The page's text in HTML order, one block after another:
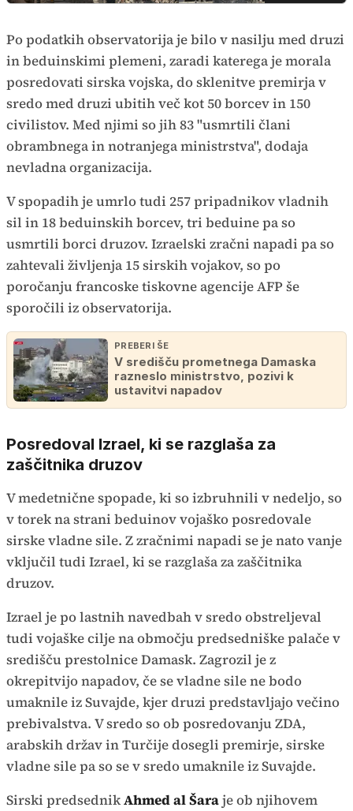
Po podatkih observatorija je bilo v nasilju med druzi
in beduinskimi plemeni, zaradi katerega je morala
posredovati sirska vojska, do sklenitve premirja v
sredo med druzi ubitih več kot 50 borcev in 150
civilistov. Med njimi so jih 83 "usmrtili člani
obrambnega in notranjega ministrstva", dodaja
nevladna organizacija.
V spopadih je umrlo tudi 257 pripadnikov vladnih
sil in 18 beduinskih borcev, tri beduine pa so
usmrtili borci druzov. Izraelski zračni napadi pa so
zahtevali življenja 15 sirskih vojakov, so po
poročanju francoske tiskovne agencije AFP še
sporočili iz observatorija.
PREBERI ŠE
V središču prometnega Damaska
razneslo ministrstvo, pozivi k
ustavitvi napadov
Posredoval Izrael, ki se razglaša za
zaščitnika druzov
V medetnične spopade, ki so izbruhnili v nedeljo, so
v torek na strani beduinov vojaško posredovale
sirske vladne sile. Z zračnimi napadi se je nato vanje
vključil tudi Izrael, ki se razglaša za zaščitnika
druzov.
Izrael je po lastnih navedbah v sredo obstreljeval
tudi vojaške cilje na območju predsedniške palače v
središču prestolnice Damask. Zagrozil je z
okrepitvijo napadov, če se vladne sile ne bodo
umaknile iz Suvajde, kjer druzi predstavljajo večino
prebivalstva. V sredo so ob posredovanju ZDA,
arabskih držav in Turčije dosegli premirje, sirske
vladne sile pa so se v sredo umaknile iz Suvajde.
Sirski predsednikAhmed al Šaraje ob njihovem